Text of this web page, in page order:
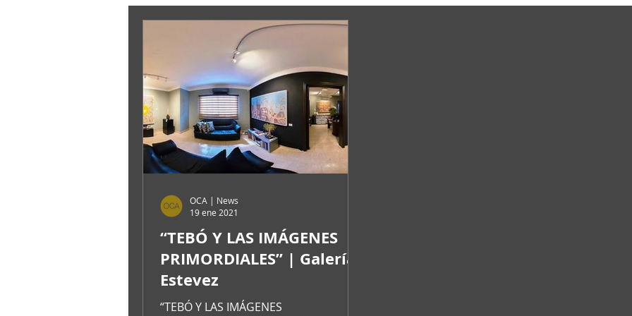
“TEBÓ Y LAS IMÁGENES
PRIMORDIALES” | Galería
Estevez
“TEBÓ Y LAS IMÁGENES
OCA | News
19 ene 2021